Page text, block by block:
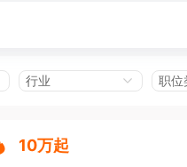
行业 职位
10万起